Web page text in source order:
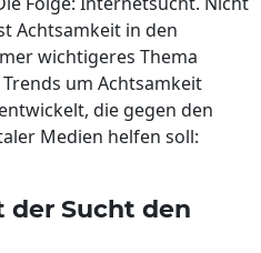
Achtsamkeit in den
wichtigeres Thema
um Achtsamkeit
die gegen den
Medien helfen soll:
Sucht den